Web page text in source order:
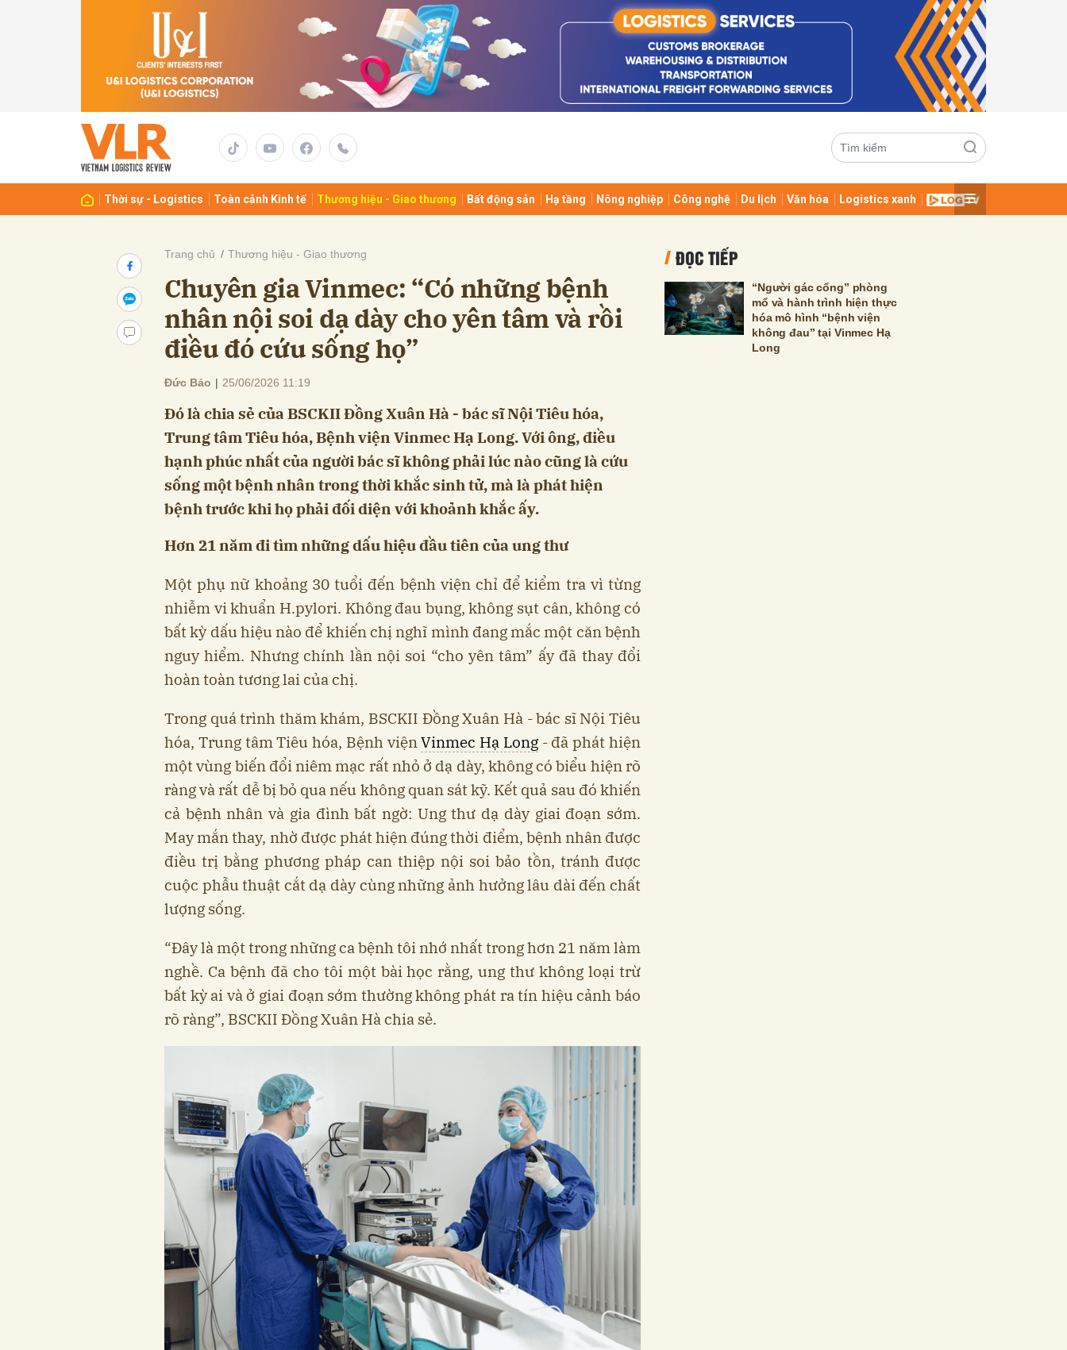
Thời sự - Logistics Toàn cảnh Kinh tế Thương hiệu - Giao thương Bất động sản Hạ tầng Nông nghiệp Công nghệ Du lịch Văn hóa Logistics xanh
Trang chủ Thương hiệu - Giao thương
Chuyên gia Vinmec: “Có những bệnh
nhân nội soi dạ dày cho yên tâm và rồi
điều đó cứu sống họ”
Đức Bảo | 25/06/2026 11:19
Đó là chia sẻ của BSCKII Đồng Xuân Hà - bác sĩ Nội Tiêu hóa,
Trung tâm Tiêu hóa, Bệnh viện Vinmec Hạ Long. Với ông, điều
hạnh phúc nhất của người bác sĩ không phải lúc nào cũng là cứu
sống một bệnh nhân trong thời khắc sinh tử, mà là phát hiện
bệnh trước khi họ phải đối diện với khoảnh khắc ấy.
Hơn 21 năm đi tìm những dấu hiệu đầu tiên của ung thư
Một phụ nữ khoảng 30 tuổi đến bệnh viện chỉ để kiểm tra vì từng
nhiễm vi khuẩn H.pylori. Không đau bụng, không sụt cân, không có
bất kỳ dấu hiệu nào để khiến chị nghĩ mình đang mắc một căn bệnh
nguy hiểm. Nhưng chính lần nội soi “cho yên tâm” ấy đã thay đổi
hoàn toàn tương lai của chị.
Trong quá trình thăm khám, BSCKII Đồng Xuân Hà - bác sĩ Nội Tiêu
hóa, Trung tâm Tiêu hóa, Bệnh việnVinmec Hạ Long- đã phát hiện
một vùng biến đổi niêm mạc rất nhỏ ở dạ dày, không có biểu hiện rõ
ràng và rất dễ bị bỏ qua nếu không quan sát kỹ. Kết quả sau đó khiến
cả bệnh nhân và gia đình bất ngờ: Ung thư dạ dày giai đoạn sớm.
May mắn thay, nhờ được phát hiện đúng thời điểm, bệnh nhân được
điều trị bằng phương pháp can thiệp nội soi bảo tồn, tránh được
cuộc phẫu thuật cắt dạ dày cùng những ảnh hưởng lâu dài đến chất
lượng sống.
“Đây là một trong những ca bệnh tôi nhớ nhất trong hơn 21 năm làm
nghề. Ca bệnh đã cho tôi một bài học rằng, ung thư không loại trừ
bất kỳ ai và ở giai đoạn sớm thường không phát ra tín hiệu cảnh báo
rõ ràng”, BSCKII Đồng Xuân Hà chia sẻ.
ĐỌC TIẾP
“Người gác cổng” phòng
mổ và hành trình hiện thực
hóa mô hình “bệnh viện
không đau” tại Vinmec Hạ
Long
Gửi bình luận